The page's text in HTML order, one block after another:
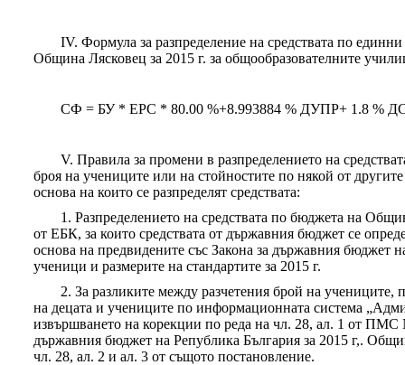
IV. Формула за разпределение на средствата по
Община Лясковец за 2015 г. за общообразователните
СФ = БУ * ЕРС * 80.00 %+8.993884 % ДУПР+ 1.8 %
V. Правила за промени в разпределението на
броя на учениците или на стойностите по някой от
основа на които се разпределят средствата:
1. Разпределението на средствата по бюджета на
от ЕБК, за които средствата от държавния бюджет се
основа на предвидените със Закона за държавния бюджет
ученици и размерите на стандартите за 2015 г.
2. За разликите между разчетения брой на учениците,
на децата и учениците по информационната система
извършването на корекции по реда на чл. 28, ал. 1 от ПМС
държавния бюджет на Република България за 2015 г,.
чл. 28, ал. 2 и ал. 3 от същото постановление.